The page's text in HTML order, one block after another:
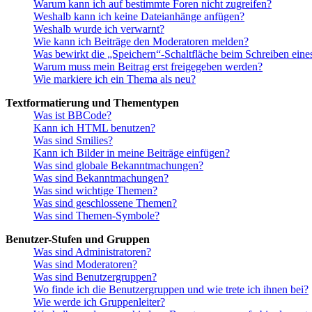
Warum kann ich auf bestimmte Foren nicht zugreifen?
Weshalb kann ich keine Dateianhänge anfügen?
Weshalb wurde ich verwarnt?
Wie kann ich Beiträge den Moderatoren melden?
Was bewirkt die „Speichern“-Schaltfläche beim Schreiben
Warum muss mein Beitrag erst freigegeben werden?
Wie markiere ich ein Thema als neu?
Textformatierung und Thementypen
Was ist BBCode?
Kann ich HTML benutzen?
Was sind Smilies?
Kann ich Bilder in meine Beiträge einfügen?
Was sind globale Bekanntmachungen?
Was sind Bekanntmachungen?
Was sind wichtige Themen?
Was sind geschlossene Themen?
Was sind Themen-Symbole?
Benutzer-Stufen und Gruppen
Was sind Administratoren?
Was sind Moderatoren?
Was sind Benutzergruppen?
Wo finde ich die Benutzergruppen und wie trete ich ihnen bei?
Wie werde ich Gruppenleiter?